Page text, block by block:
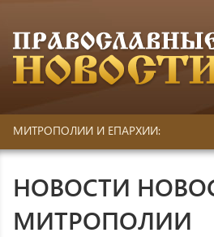
МИТРОПОЛИИ И ЕПАРХИИ:
НОВОСТИ
МИТРОПОЛИИ